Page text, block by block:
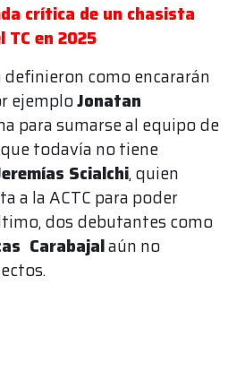
crítica de un chasista
en 2025
como encararán
ejemploJonatan
para sumarse al equipo de
todavía no tiene
Scialchi, quien
a la ACTC para poder
dos debutantes como
Carabajalaún no